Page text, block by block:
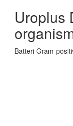
Uroplus
Batteri Gram-